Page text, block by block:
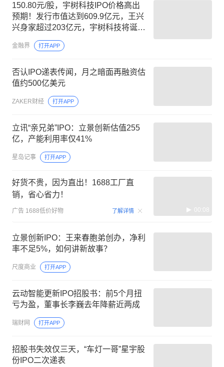
150.80元/股，宇树科技IPO价格高出
预期！发行市值达到609.9亿元，王兴
兴身家超过203亿元，宇树科技将诞生
多位亿万富豪
金融界 打开APP
否认IPO递表传闻，月之暗面再融资估
值约500亿美元
ZAKER财经 打开APP
立讯“亲兄弟”IPO：立景创新估值255
亿，产能利用率仅41%
星岛记事 打开APP
好货不贵，因为直出！1688工厂直
销，省心省力！
广告 1688低价好物 了解详情 00:08
立景创新IPO：王来春胞弟创办，净利
率不足5%，如何讲新故事？
尺度商业 打开APP
云动智能更新IPO招股书：前5个月扭
亏为盈，董事长李巍去年降薪近两成
瑞财网 打开APP
招股书失效仅三天，“车灯一哥”星宇股
份IPO二次递表